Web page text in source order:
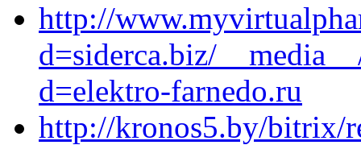
http://
d=siderca.biz/
d=elektro-farnedo.ru
http://kronos5.by/bitrix/